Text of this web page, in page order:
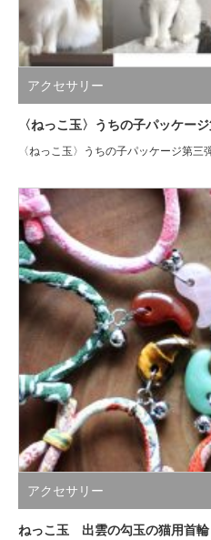
アクセサリー
〈ねっこ玉〉うちの子パッケー
〈ねっこ玉〉うちの子パッケージ第三
アクセサリー
ねっこ玉 出雲の勾玉の猫用首輪